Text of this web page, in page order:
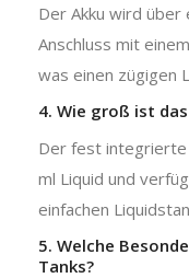
Der Akku wird über
Anschluss mit
was einen zügigen
4. Wie groß ist
Der fest integrierte
ml Liquid und
einfachen
5. Welche
Tanks?